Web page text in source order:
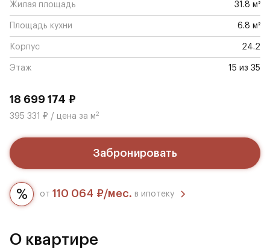
Жилая площадь 31.8 м²
Площадь кухни 6.8 м²
Корпус 24.2
Этаж 15 из 35
18 699 174 ₽
395 331 ₽ / цена за м2
Забронировать
от 110 064 ₽/мес. в ипотеку
О квартире